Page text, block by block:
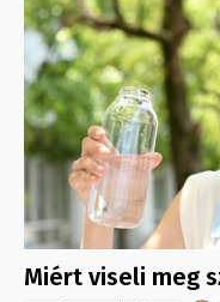
Miért viseli meg